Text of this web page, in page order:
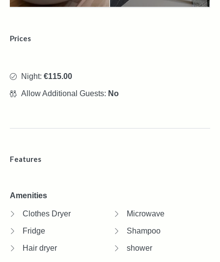
Prices
Night: €115.00
Allow Additional Guests: No
Features
Amenities
Clothes Dryer
Fridge
Hair dryer
Microwave
Shampoo
shower